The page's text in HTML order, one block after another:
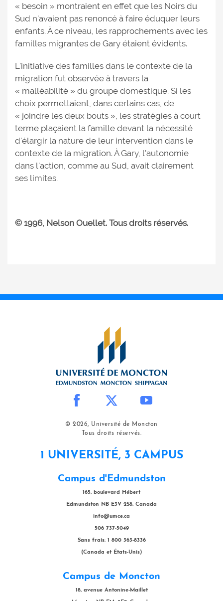
« besoin » montraient en effet que les Noirs du
Sud n'avaient pas renoncé à faire éduquer leurs
enfants. À ce niveau, les rapprochements avec les
familles migrantes de Gary étaient évidents.
L'initiative des familles dans le contexte de la
migration fut observée à travers la
« malléabilité » du groupe domestique. Si les
choix permettaient, dans certains cas, de
« joindre les deux bouts », les stratégies à court
terme plaçaient la famille devant la nécessité
d'élargir la nature de leur intervention dans le
contexte de la migration. À Gary, l'autonomie
dans l'action, comme au Sud, avait clairement
ses limites.
© 1996, Nelson Ouellet. Tous droits réservés.
© 2026, Université de Moncton
Tous droits réservés.
1 UNIVERSITÉ, 3 CAMPUS
Campus d'Edmundston
165, boulevard Hébert
Edmundston NB E3V 2S8, Canada
info@umce.ca
506 737-5049
Sans frais: 1 800 363-8336
(Canada et États-Unis)
Campus de Moncton
18, avenue Antonine-Maillet